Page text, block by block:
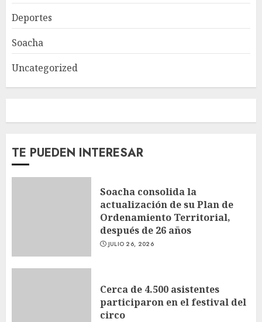
Deportes
Soacha
Uncategorized
TE PUEDEN INTERESAR
Soacha consolida la
actualización de su Plan de
Ordenamiento Territorial,
después de 26 años
JULIO 26, 2026
Cerca de 4.500 asistentes
participaron en el festival del
circo